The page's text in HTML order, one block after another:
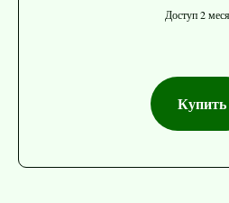
Доступ 2
Купить